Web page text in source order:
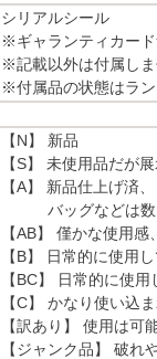
シリアルシール
※ギャランティカード
※記載以外は付属し
※付属品の状態はラ
【N】 新品
【S】 未使用品だが
【A】 新品仕上げ済
バッグなどは数
【AB】 僅かな使用
【B】 日常的に使用
【BC】 日常的に使
【C】 かなり使い込
【訳あり】 使用は可
【ジャンク品】 破